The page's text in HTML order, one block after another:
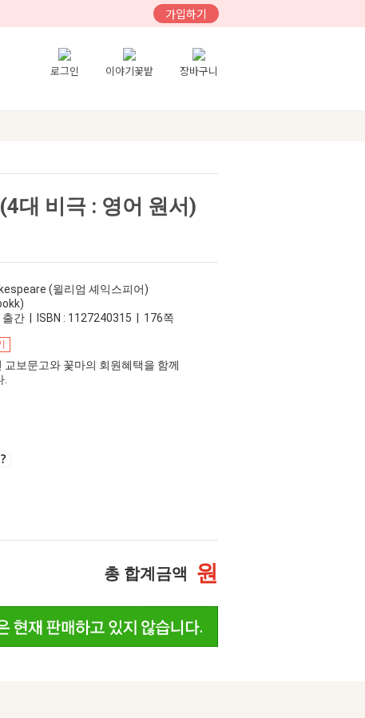
가입하기
로그인 이야기꽃밭 장바구니
대 비극 : 영어 원서)
(윌리엄 셰익스피어)
출간 | ISBN : 1127240315 | 176쪽
교보문고와 꽃마의 회원혜택을 함께
.
총 합계금액 원